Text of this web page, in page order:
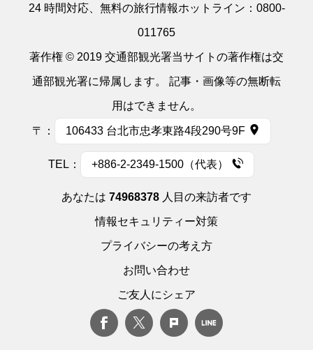
24 時間対応、無料の旅行情報ホットライン： 0800-
011765
著作権 © 2019 交通部観光署当サイトの著作権は交
通部観光署に帰属します。 記事・画像等の無断転
用はできません。
〒： 106433 台北市忠孝東路4段290号9F
TEL： +886-2-2349-1500（代表）
あなたは 74968378 人目の来訪者です
情報セキュリティー対策
プライバシーの考え方
お問い合わせ
ご友人にシェア